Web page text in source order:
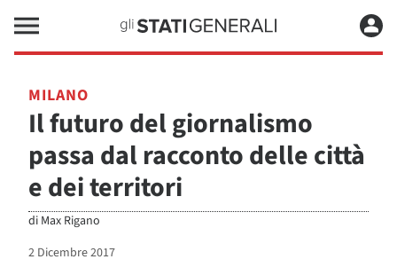
MILANO
Il futuro del giornalismo
passa dal racconto delle città
e dei territori
di Max Rigano
2 Dicembre 2017